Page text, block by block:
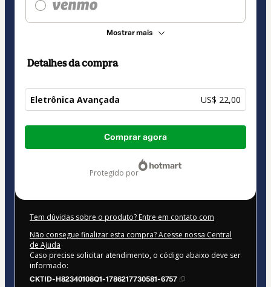
Mostrar mais
Detalhes da compra
Eletrônica Avançada US$ 22,00
Total
Comprar agora
protegido por
Tem dúvidas sobre o produto? Entre em contato com
Não consegue finalizar esta compra? Acesse nossa Central
de Ajuda
Caso precise solicitar atendimento, o código abaixo deve ser
informado:
CKTID-H82340108Q1-1786217730581-6757